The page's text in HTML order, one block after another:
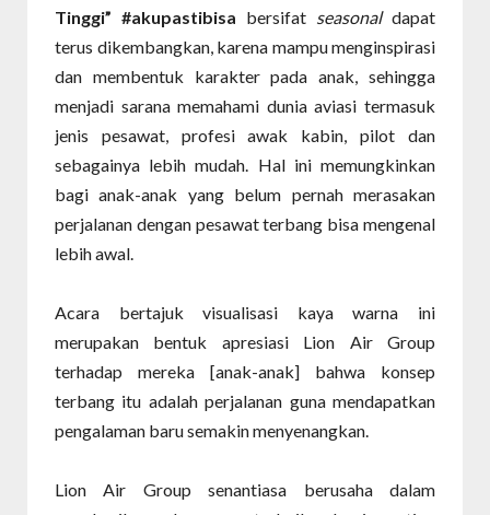
Tinggi” #akupastibisa bersifat seasonaldapat
terus dikembangkan, karena mampu menginspirasi
dan membentuk karakter pada anak, sehingga
menjadi sarana memahami dunia aviasi termasuk
jenis pesawat, profesi awak kabin, pilot dan
sebagainya lebih mudah. Hal ini memungkinkan
bagi anak-anak yang belum pernah merasakan
perjalanan dengan pesawat terbang bisa mengenal
lebih awal.
Acara bertajuk visualisasi kaya warna ini
merupakan bentuk apresiasi Lion Air Group
terhadap mereka [anak-anak] bahwa konsep
terbang itu adalah perjalanan guna mendapatkan
pengalaman baru semakin menyenangkan.
Lion Air Group senantiasa berusaha dalam